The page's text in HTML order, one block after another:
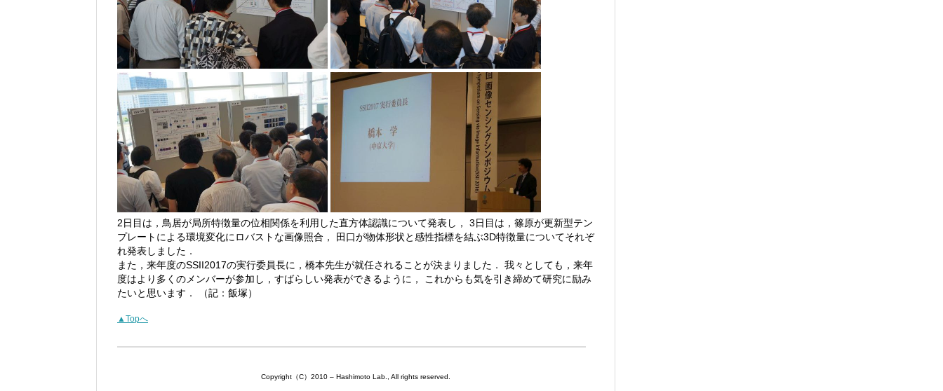
2日目は，鳥居が局所特徴量の位相関係を利用した直方体認識について発表し， 3日目は，篠原が更新型テン
プレートによる環境変化にロバストな画像照合， 田口が物体形状と感性指標を結ぶ3D特徴量についてそれぞ
れ発表しました．
また，来年度のSSII2017の実行委員長に，橋本先生が就任されることが決まりました． 我々としても，来年
度はより多くのメンバーが参加し，すばらしい発表ができるように， これからも気を引き締めて研究に励み
たいと思います． （記：飯塚）
▲Topへ
Copyright（C）2010 – Hashimoto Lab., All rights reserved.